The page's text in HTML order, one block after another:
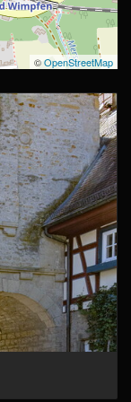
©OpenStreetMap